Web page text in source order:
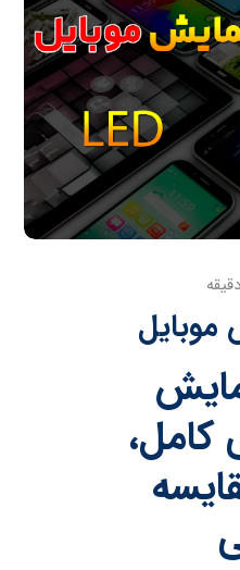
موبایل
کامل،